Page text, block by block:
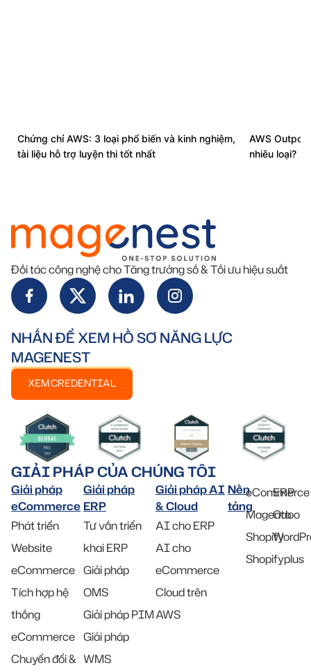
Chứng chỉ AWS: 3 loại phổ biến và kinh nghiệm,
tài liệu hỗ trợ luyện thi tốt nhất
AWS
nhiêu loại?
Đối tác công nghệ cho Tăng trưởng số & Tối ưu hiệu suất
NHẤN ĐỂ XEM HỒ SƠ NĂNG LỰC
MAGENEST
XEM CREDENTIAL
GIẢI PHÁP CỦA CHÚNG TÔI
Giải pháp
eCommerce
Phát triển
Website
eCommerce
Tích hợp hệ
thống
eCommerce
Chuyển đổi &
Giải pháp
ERP
Tư vấn triển
khai ERP
Giải pháp
OMS
Giải pháp PIM
Giải pháp
WMS
Giải pháp AI
& Cloud
AI cho ERP
AI cho
eCommerce
Cloud trên
AWS
Nền
tảng
eCommerce
Magento
Shopify
Shopifyplus
ERP
Odoo